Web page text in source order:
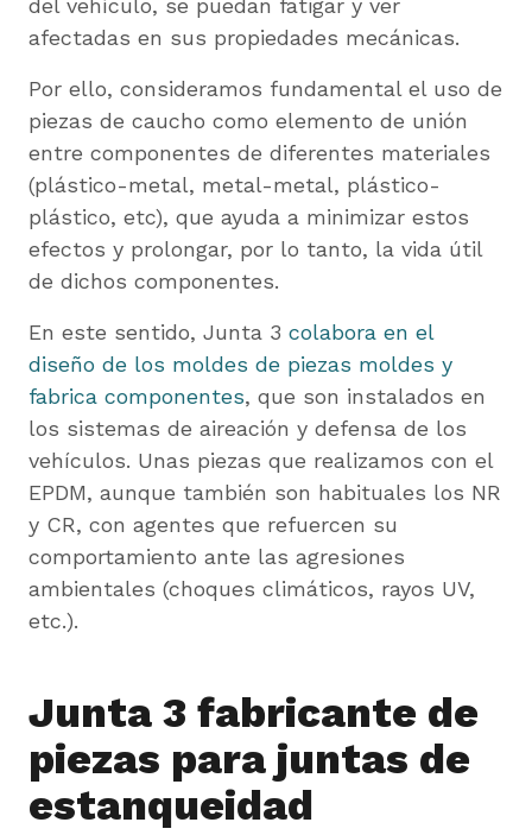
del vehículo, se puedan fatigar y ver
afectadas en sus propiedades mecánicas.
Por ello, consideramos fundamental el uso de
piezas de caucho como elemento de unión
entre componentes de diferentes materiales
(plástico-metal, metal-metal, plástico-
plástico, etc), que ayuda a minimizar estos
efectos y prolongar, por lo tanto, la vida útil
de dichos componentes.
En este sentido, Junta 3 colabora en el
diseño de los moldes de piezas moldes y
fabrica componentes, que son instalados en
los sistemas de aireación y defensa de los
vehículos. Unas piezas que realizamos con el
EPDM, aunque también son habituales los NR
y CR, con agentes que refuercen su
comportamiento ante las agresiones
ambientales (choques climáticos, rayos UV,
etc.).
Junta 3 fabricante de
piezas para juntas de
estanqueidad